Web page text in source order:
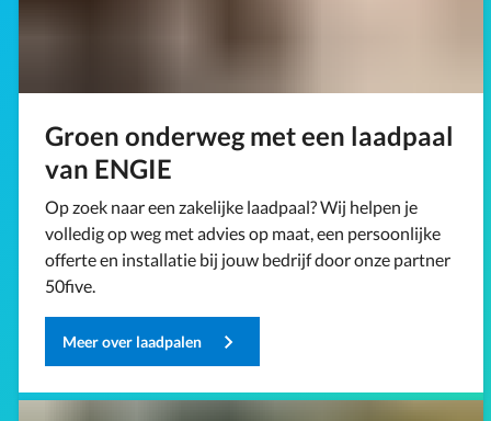
Groen onderweg met een laadpaal
van ENGIE
Op zoek naar een zakelijke laadpaal? Wij helpen je
volledig op weg met advies op maat, een persoonlijke
offerte en installatie bij jouw bedrijf door onze partner
50five.
Meer over laadpalen